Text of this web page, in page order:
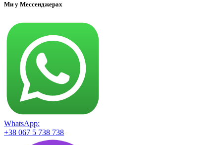
Ми у Мессенджерах
WhatsApp:
+38 067 5 738 738